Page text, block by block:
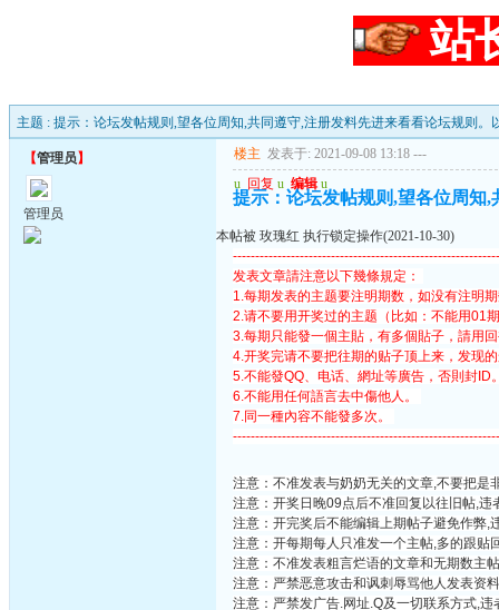
站
主题 : 提示：论坛发帖规则,望各位周知,共同遵守,注册发料先进来看看论坛规则。
【管理员 】
管理员
楼主 发表于: 2021-09-08 13:18 ---
u 回复 u 编辑 u
提示：论坛发帖规则,望各位周知
本帖被 玫瑰红 执行锁定操作(2021-10-30)
发表文章請注意以下幾條規定：
1.每期发表的主题要注明期数，如没有注明
2.请不要用开奖过的主题（比如：不能用01
3.每期只能發一個主貼，有多個貼子，請用
4.开奖完请不要把往期的贴子顶上来，发现
5.不能發QQ、电话、網址等廣告，否則封ID
6.不能用任何語言去中傷他人。
7.同一種內容不能發多次。
注意：不准发表与奶奶无关的文章,不要把是
注意：开奖日晚09点后不准回复以往旧帖,违
注意：开完奖后不能编辑上期帖子避免作
注意：开每期每人只准发一个主帖,多的跟
注意：不准发表粗言烂语的文章和无期数
注意：严禁恶意攻击和讽刺辱骂他人发表
注意：严禁发广告.网址.Q及一切联系方式,